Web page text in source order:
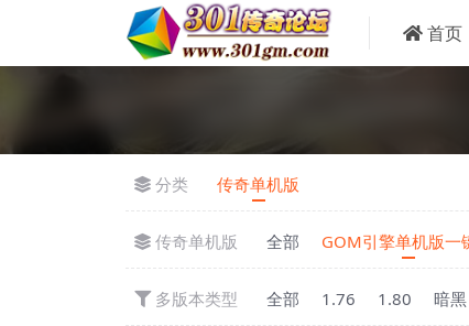
首页
分类 传奇单机版
传奇单机版 全部 GOM引擎单机版一
多版本类型 全部 1.76 1.80 暗黑